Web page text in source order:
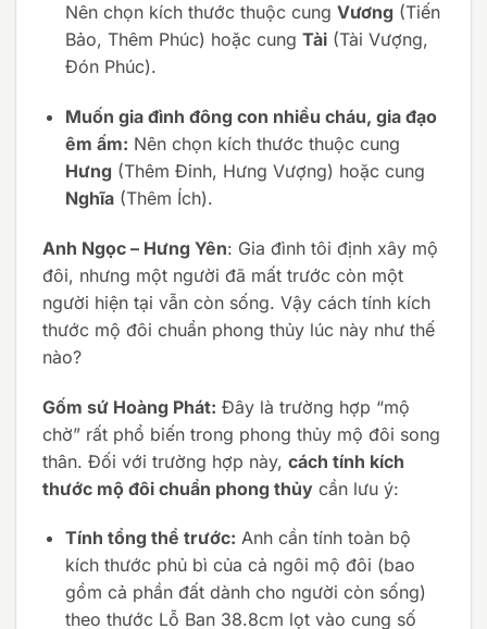
Nên chọn kích thước thuộc cung Vương (Tiến
Bảo, Thêm Phúc) hoặc cung Tài(Tài Vượng,
Đón Phúc).
Muốn gia đình đông con nhiều cháu, gia đạo
êm ấm: Nên chọn kích thước thuộc cung
Hưng (Thêm Đinh, Hưng Vượng) hoặc cung
Nghĩa(Thêm Ích).
Anh Ngọc – Hưng Yên: Gia đình tôi định xây mộ
đôi, nhưng một người đã mất trước còn một
người hiện tại vẫn còn sống. Vậy cách tính kích
thước mộ đôi chuẩn phong thủy lúc này như thế
nào?
Gốm sứ Hoàng Phát: Đây là trường hợp “mộ
chờ” rất phổ biến trong phong thủy mộ đôi song
thân. Đối với trường hợp này, cách tính kích
thước mộ đôi chuẩn phong thủy cần lưu ý:
Tính tổng thể trước: Anh cần tính toàn bộ
kích thước phủ bì của cả ngôi mộ đôi (bao
gồm cả phần đất dành cho người còn sống)
theo thước Lỗ Ban 38.8cm lọt vào cung số